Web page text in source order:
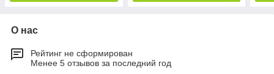
О нас
Рейтинг не сформирован
Менее 5 отзывов за последний год